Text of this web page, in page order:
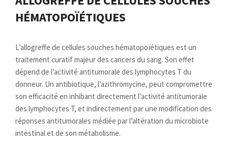
HÉMATOPOÏÉTIQUES
L’allogreffe de cellules souches hématopoïétiques est un
traitement curatif majeur des cancers du sang. Son effet
dépend de l’activité antitumorale des lymphocytes T du
donneur. Un antibiotique, l’azithromycine, peut compromettre
son efficacité en inhibant directement l’activité antitumorale
des lymphocytes T, et indirectement par une modification des
réponses antitumorales médiée par l’altération du microbiote
intestinal et de son métabolisme.